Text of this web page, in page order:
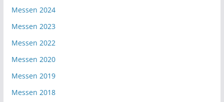
Messen 2024
Messen 2023
Messen 2022
Messen 2020
Messen 2019
Messen 2018